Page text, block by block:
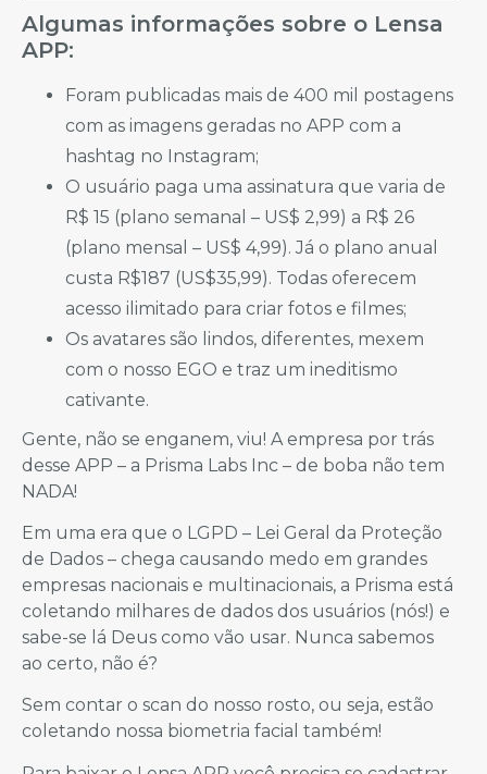
Algumas informações sobre o Lensa
APP:
Foram publicadas mais de 400 mil postagens
com as imagens geradas no APP com a
hashtag no Instagram;
O usuário paga uma assinatura que varia de
R$ 15 (plano semanal – US$ 2,99) a R$ 26
(plano mensal – US$ 4,99). Já o plano anual
custa R$187 (US$35,99). Todas oferecem
acesso ilimitado para criar fotos e filmes;
Os avatares são lindos, diferentes, mexem
com o nosso EGO e traz um ineditismo
cativante.
Gente, não se enganem, viu! A empresa por trás
desse APP – a Prisma Labs Inc – de boba não tem
NADA!
Em uma era que o LGPD – Lei Geral da Proteção
de Dados – chega causando medo em grandes
empresas nacionais e multinacionais, a Prisma está
coletando milhares de dados dos usuários (nós!) e
sabe-se lá Deus como vão usar. Nunca sabemos
ao certo, não é?
Sem contar o scan do nosso rosto, ou seja, estão
coletando nossa biometria facial também!